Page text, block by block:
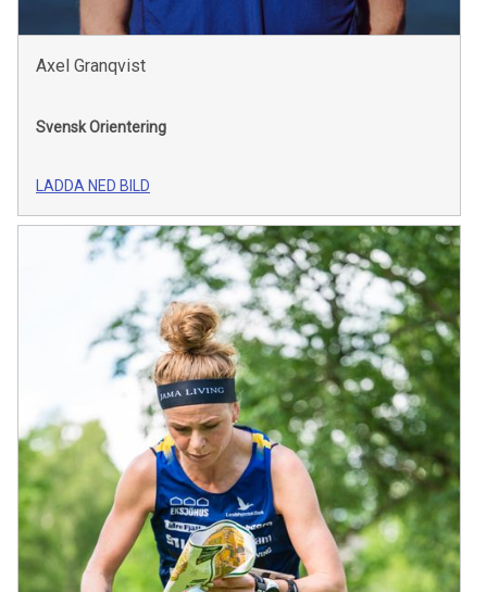
Axel Granqvist
Svensk Orientering
LADDA NED BILD